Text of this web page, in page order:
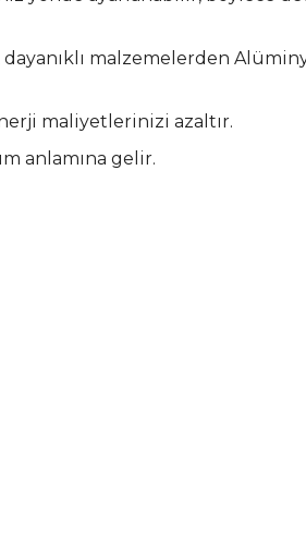
dayanıklı malzemelerden
maliyetlerinizi azaltır.
anlamına gelir.